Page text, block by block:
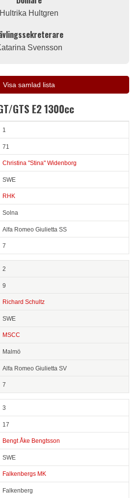
Hultrika Hultgren
Svensson
Visa samlad lista
GTS E2 1300cc
1
71
Christina "Stina" Widenborg
SWE
RHK
Solna
Alfa Romeo Giulietta SS
7
2
9
Richard Schultz
SWE
MSCC
Malmö
Alfa Romeo Giulietta SV
7
3
17
Bengt Åke Bengtsson
SWE
Falkenbergs MK
Falkenberg